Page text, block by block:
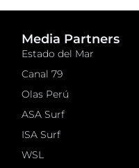
Media Partners
Estado del Mar
Canal 79
Olas Perú
ASA Surf
ISA Surf
WSL